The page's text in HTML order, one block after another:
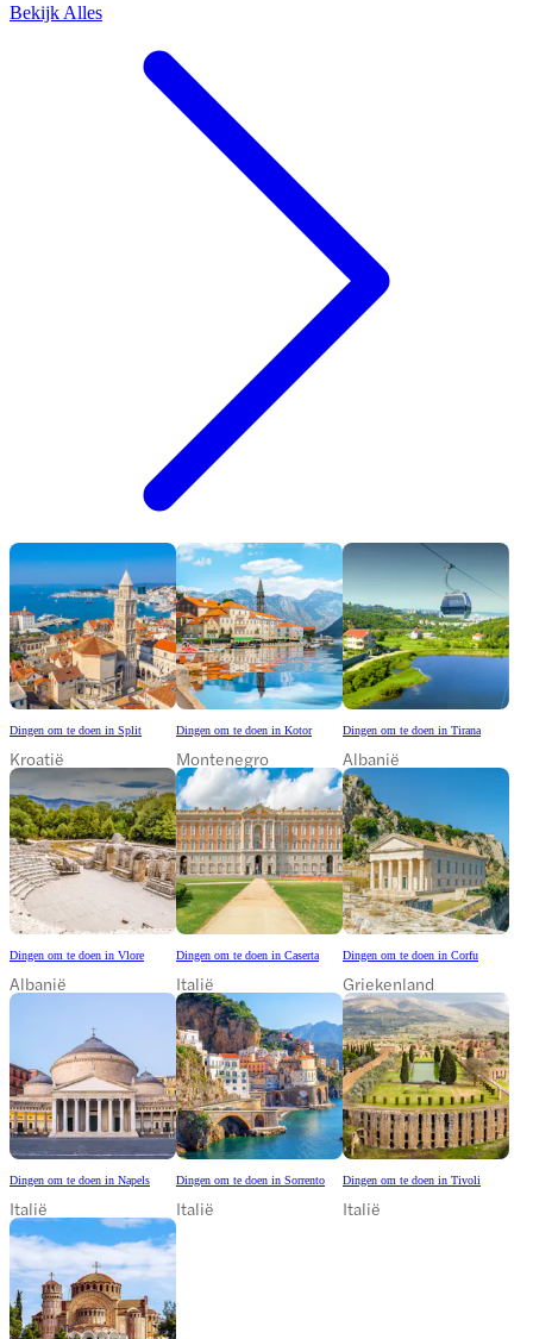
Bekijk Alles
Dingen om te doen in Split
Kroatië
Dingen om te doen in Kotor
Montenegro
Dingen om te doen in Tirana
Albanië
Dingen om te doen in Vlore
Albanië
Dingen om te doen in Caserta
Italië
Dingen om te doen in Corfu
Griekenland
Dingen om te doen in Napels
Italië
Dingen om te doen in Sorrento
Italië
Dingen om te doen in Tivoli
Italië